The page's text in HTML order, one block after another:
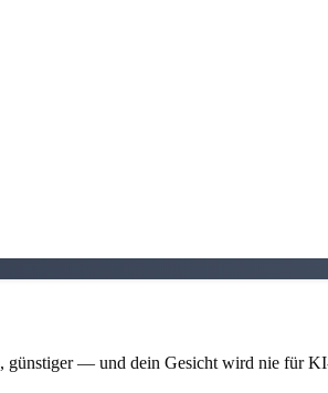
günstiger — und dein Gesicht wird nie für